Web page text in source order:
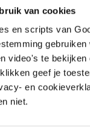
van cookies
en scripts van
video's te bekijken
geef je
en
niet.